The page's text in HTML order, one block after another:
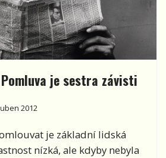
je sestra závisti
2012
je základní lidská
nízká, ale kdyby nebyla